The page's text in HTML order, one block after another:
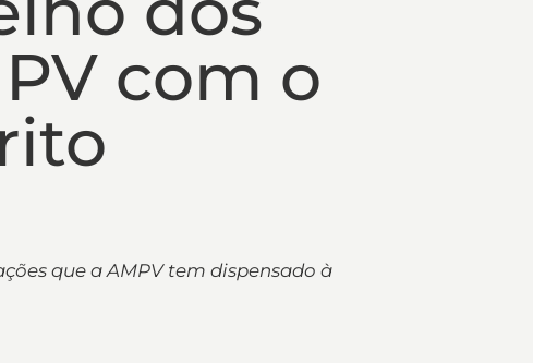
com o
que a AMPV tem dispensado à